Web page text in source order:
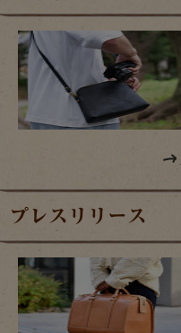
プレスリリース